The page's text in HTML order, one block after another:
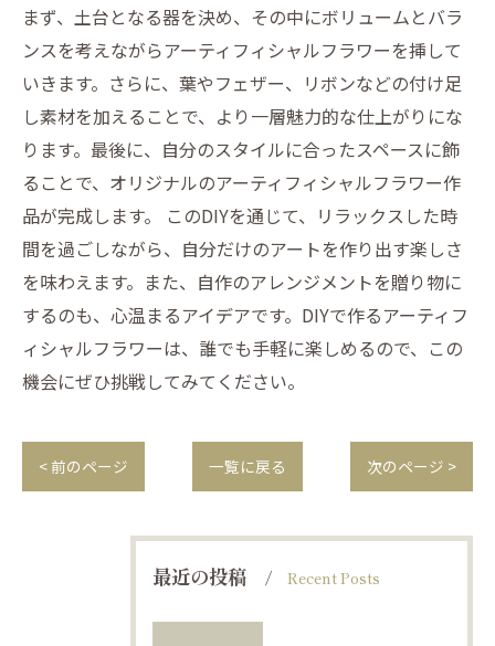
まず、土台となる器を決め、その中にボリュームとバラ
ンスを考えながらアーティフィシャルフラワーを挿して
いきます。さらに、葉やフェザー、リボンなどの付け足
し素材を加えることで、より一層魅力的な仕上がりにな
ります。最後に、自分のスタイルに合ったスペースに飾
ることで、オリジナルのアーティフィシャルフラワー作
品が完成します。 このDIYを通じて、リラックスした時
間を過ごしながら、自分だけのアートを作り出す楽しさ
を味わえます。また、自作のアレンジメントを贈り物に
するのも、心温まるアイデアです。DIYで作るアーティフ
ィシャルフラワーは、誰でも手軽に楽しめるので、この
機会にぜひ挑戦してみてください。
< 前のページ 一覧に戻る 次のページ >
最近の投稿 Recent Posts